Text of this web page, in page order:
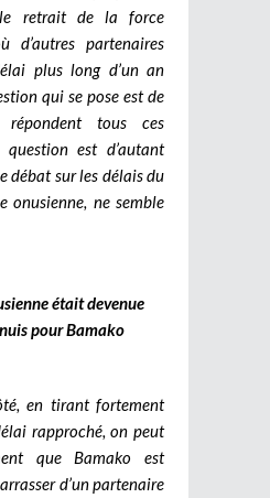
retrait de la force
d’autres partenaires
plus long d’un an
qui se pose est de
tous ces
est d’autant
débat sur les délais du
onusienne, ne semble
était devenue
pour Bamako
en tirant fortement
rapproché, on peut
que Bamako est
d’un partenaire